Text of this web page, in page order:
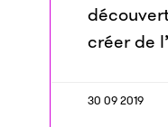
créer de
30 09 2019